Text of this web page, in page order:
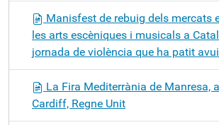
Manisfest de rebuig dels mercats
les arts escèniques i musicals a
jornada de violència que ha patit
La Fira Mediterrània de Manresa,
Cardiff, Regne Unit